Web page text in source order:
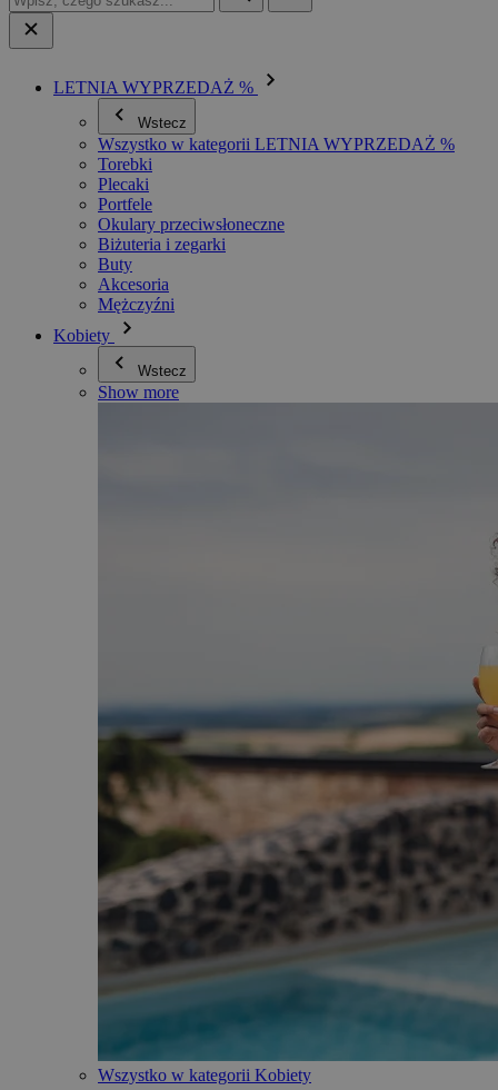
LETNIA WYPRZEDAŻ %
Wstecz
Wszystko w kategorii LETNIA WYPRZEDAŻ %
Torebki
Plecaki
Portfele
Okulary przeciwsłoneczne
Biżuteria i zegarki
Buty
Akcesoria
Mężczyźni
Kobiety
Wstecz
Show more
Wszystko w kategorii Kobiety